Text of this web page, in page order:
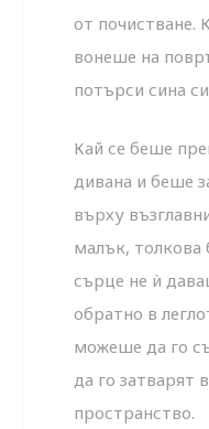
от почистване.
вонеше на
потърси сина
Кай се беше
дивана и беше
върху
малък, толкова
сърце не ѝ
обратно в
можеше да го
да го затварят
пространство.